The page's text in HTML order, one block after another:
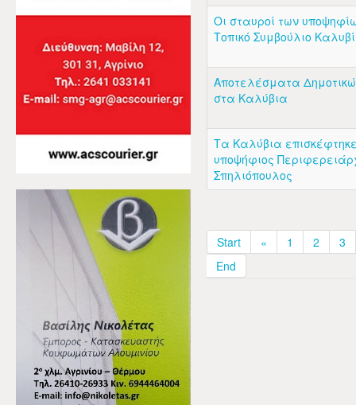
Οι σταυροί των
Τοπικό Συμβούλιο
Αποτελέσματα
στα Καλύβια
Τα Καλύβια
υποψήφιος
Σπηλιόπουλος
Start « 1 2
3
End